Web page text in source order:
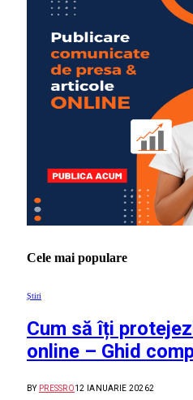
Cele mai populare
Știri
Cum să îți
online – Ghid
BY PRESSRO12 IANUARIE 20262